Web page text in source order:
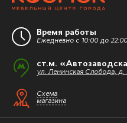
Время работы
Ежедневно с 10:00 до 22:00
ст.м.
ул. Ленинская Слобода, д.
Схема
магазина